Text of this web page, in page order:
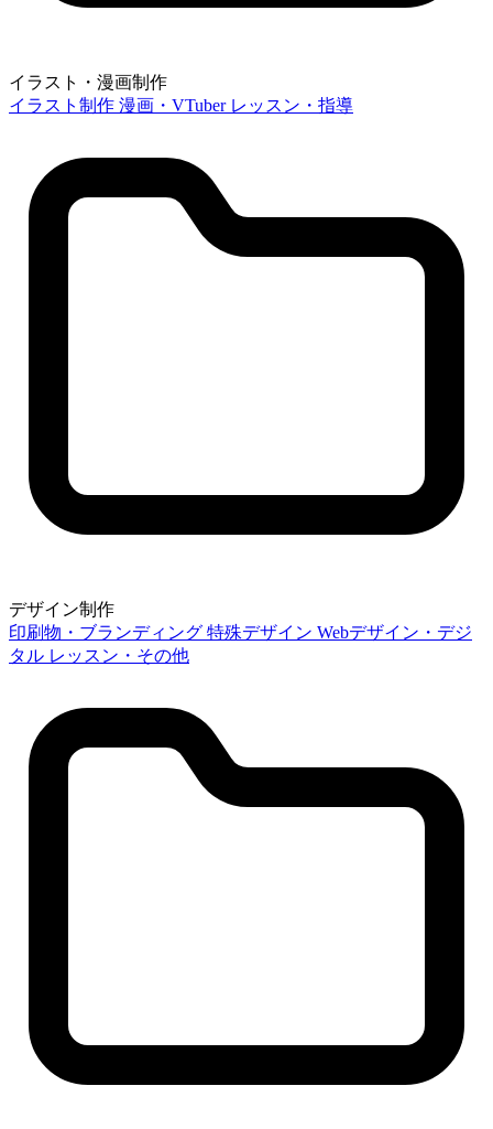
イラスト・漫画制作
イラスト制作 漫画・VTuber レッスン・指導
デザイン制作
印刷物・ブランディング 特殊デザイン Webデザイン・デジ
タル レッスン・その他